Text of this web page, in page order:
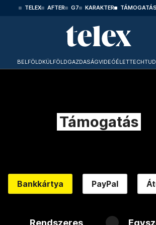
TELEX AFTER G7 KARAKTER TÁMOGATÁS
BELFÖLDKÜLFÖLDGAZDASÁGVIDEÓÉLETTECHTUD
Támogatás
Bankkártya PayPal
Rendszeres